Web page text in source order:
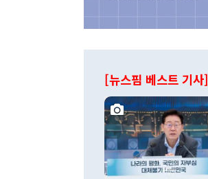
[뉴스핌 베스트 기사]